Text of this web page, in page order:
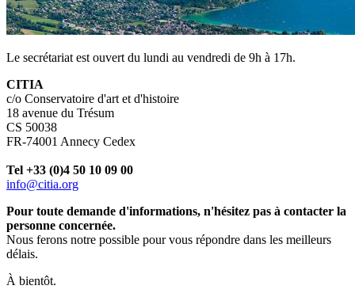
Le secrétariat est ouvert du lundi au vendredi de 9h à 17h.
CITIA
c/o Conservatoire d'art et d'histoire
18 avenue du Trésum
CS 50038
FR-74001 Annecy Cedex
Tel +33 (0)4 50 10 09 00
info@citia.org
Pour toute demande d'informations, n'hésitez pas à contacter la
personne concernée.
Nous ferons notre possible pour vous répondre dans les meilleurs
délais.
À bientôt.